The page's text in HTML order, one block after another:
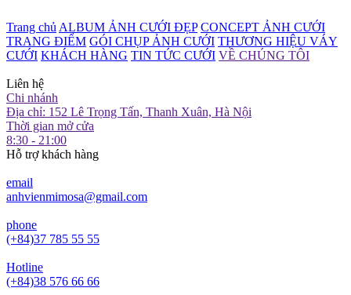
Trang chủ ALBUM ẢNH CƯỚI ĐẸP CONCEPT ẢNH CƯỚI
TRANG ĐIỂM GÓI CHỤP ẢNH CƯỚI THƯƠNG HIỆU VÁY
CƯỚI KHÁCH HÀNG TIN TỨC CƯỚI VỀ CHÚNG TÔI
Liên hệ
Chi nhánh
Địa chỉ: 152 Lê Trọng Tấn, Thanh Xuân, Hà Nội
Thời gian mở cửa
8:30 - 21:00
Hỗ trợ khách hàng
email
anhvienmimosa@gmail.com
phone
(+84)37 785 55 55
Hotline
(+84)38 576 66 66